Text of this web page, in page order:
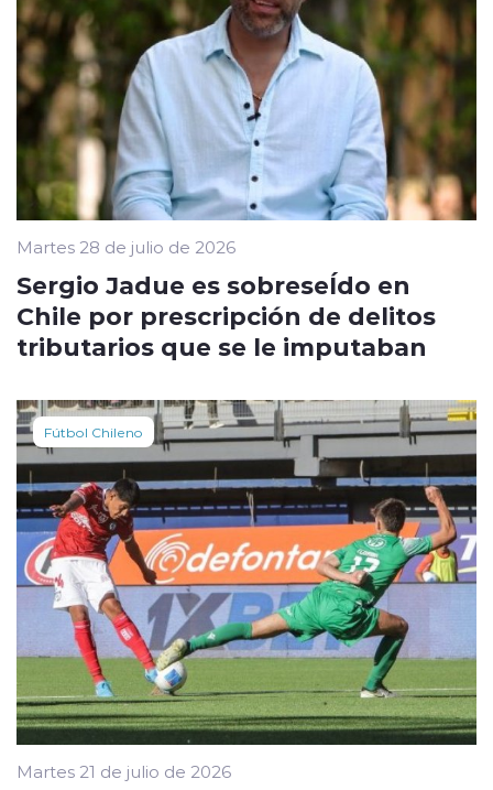
Martes 28 de julio de 2026
Sergio Jadue es sobreseÍdo en
Chile por prescripción de delitos
tributarios que se le imputaban
Fútbol Chileno
Martes 21 de julio de 2026